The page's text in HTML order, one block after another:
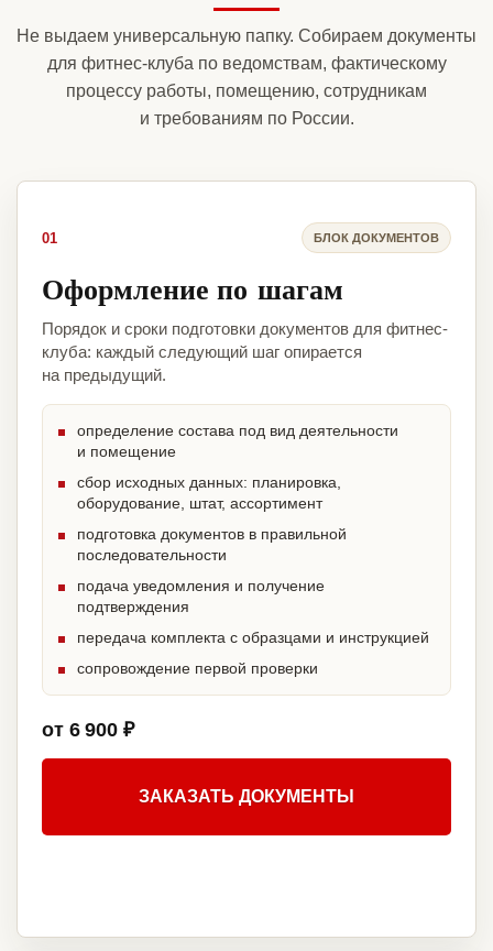
Не выдаем универсальную папку. Собираем документы
для фитнес-клуба по ведомствам, фактическому
процессу работы, помещению, сотрудникам
и требованиям по России.
01 БЛОК ДОКУМЕНТОВ
Оформление по шагам
Порядок и сроки подготовки документов для фитнес-
клуба: каждый следующий шаг опирается
на предыдущий.
определение состава под вид деятельности
и помещение
сбор исходных данных: планировка,
оборудование, штат, ассортимент
подготовка документов в правильной
последовательности
подача уведомления и получение
подтверждения
передача комплекта с образцами и инструкцией
сопровождение первой проверки
от 6 900 ₽
ЗАКАЗАТЬ ДОКУМЕНТЫ